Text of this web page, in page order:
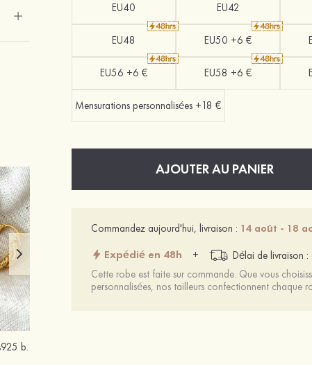
Exquis fantaisie argent s925 boucles d'oreilles
EU40 EU42
EU48 EU50 +6 €
EU56 +6 € EU58 +6 €
Mensurations personnalisées +18 €
AJOUTER AU PANIER
Commandez aujourd'hui, livraison : 14 août - 18
Expédié en 48h + Délai de livraison
Cette robe est faite sur commande. Que vous
personnalisées, nos tailleurs confectionnent chaque